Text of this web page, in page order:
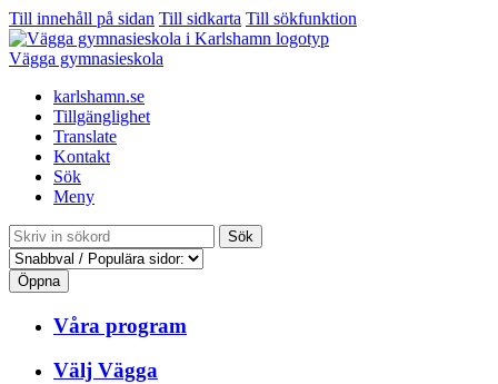
Till innehåll på sidan Till sidkarta Till sökfunktion
Vägga gymnasieskola
karlshamn.se
Tillgänglighet
Translate
Kontakt
Sök
Meny
Sök
Öppna
Våra program
Välj Vägga